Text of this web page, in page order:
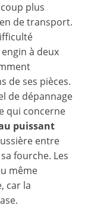
plus
de transport.
à deux
de ses pièces.
de dépannage
qui concerne
puissant
entre
fourche. Les
même
car la